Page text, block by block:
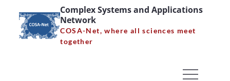
content
Complex Systems and Applications
Network
COSA-Net, where all sciences meet
together